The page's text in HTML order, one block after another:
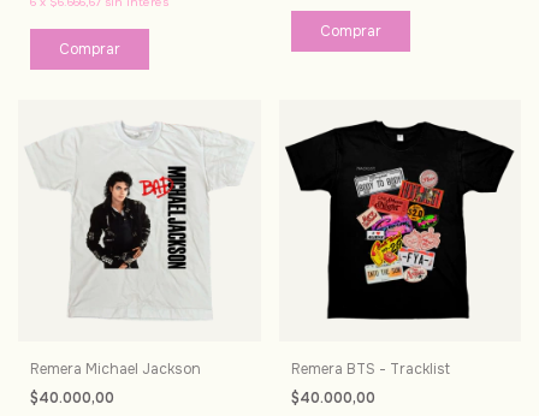
Comprar
Comprar
Remera Michael Jackson
$40.000,00
Remera BTS - Tracklist
$40.000,00